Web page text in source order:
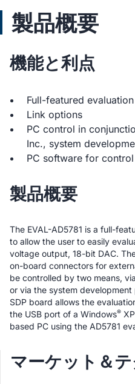
製品概要
機能と利点
Full-featured
Link options
PC control in
Inc., system
PC software for control
製品概要
The EVAL-AD5781 is a full-
to allow the user to easily
voltage output, 18-bit DAC.
on-board connectors for
be controlled by two means,
or via the system
SDP board allows the
the USB port of a Windows®
based PC using the AD5781
マーケット＆